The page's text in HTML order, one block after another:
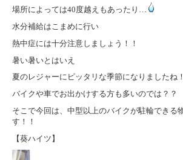
場所によっては40度越えもあったり…
水分補給はこまめに行い
熱中症には十分注意しましょう！！
暑い暑いとはいえ
夏のレジャーにピッタリな季節になりましたね
バイクや車でお出かけする方も多いのでは？？
そこで今回は、中型以上のバイクが駐輪できる
す！！
【葵ハイツ】